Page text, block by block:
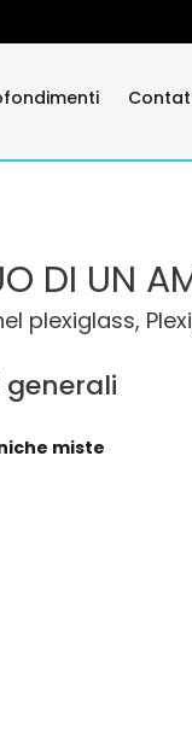
DI UN
plexiglass,
miste